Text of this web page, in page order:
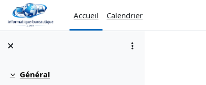
Passer au contenu principal
Accueil
Calendrier
Replier
Général